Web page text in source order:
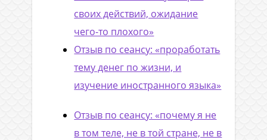
своих действий, ожидание
чего-то плохого»
Отзыв по сеансу: «проработать
тему денег по жизни, и
изучение иностранного языка»
Отзыв по сеансу: «почему я не
в том теле, не в той стране, не в